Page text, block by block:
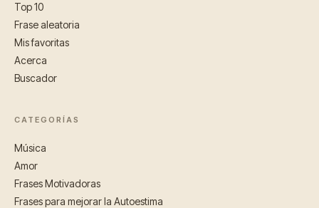
Top 10
Frase aleatoria
Mis favoritas
Acerca
Buscador
CATEGORÍAS
Música
Amor
Frases Motivadoras
Frases para mejorar la Autoestima